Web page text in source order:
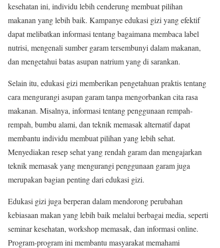
kesehatan ini, individu lebih cenderung membuat pilihan
makanan yang lebih baik. Kampanye edukasi gizi yang efektif
dapat melibatkan informasi tentang bagaimana membaca label
nutrisi, mengenali sumber garam tersembunyi dalam makanan,
dan mengetahui batas asupan natrium yang di sarankan.
Selain itu, edukasi gizi memberikan pengetahuan praktis tentang
cara mengurangi asupan garam tanpa mengorbankan cita rasa
makanan. Misalnya, informasi tentang penggunaan rempah-
rempah, bumbu alami, dan teknik memasak alternatif dapat
membantu individu membuat pilihan yang lebih sehat.
Menyediakan resep sehat yang rendah garam dan mengajarkan
teknik memasak yang mengurangi penggunaan garam juga
merupakan bagian penting dari edukasi gizi.
Edukasi gizi juga berperan dalam mendorong perubahan
kebiasaan makan yang lebih baik melalui berbagai media, seperti
seminar kesehatan, workshop memasak, dan informasi online.
Program-program ini membantu masyarakat memahami